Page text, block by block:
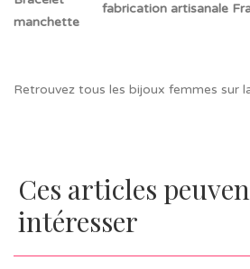
fabrication artisanale
Retrouvez tous les bijoux femmes sur
Ces articles
intéresser